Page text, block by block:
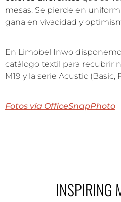
mesas. Se pierde en
gana en vivacidad y
En Limobel Inwo
catálogo textil para recubrir
M19 y la serie Acustic (Basic,
Fotos vía OfficeSnapPhoto
INSPIRING